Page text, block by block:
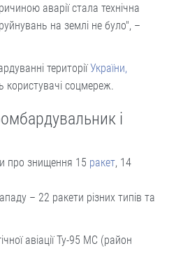
аварії стала технічна
на землі не було", –
територіїУкраїни,
користувачі соцмереж.
і
про знищення 15 ракет, 14
– 22 ракети різних типів та
авіації Ту-95 МС (район